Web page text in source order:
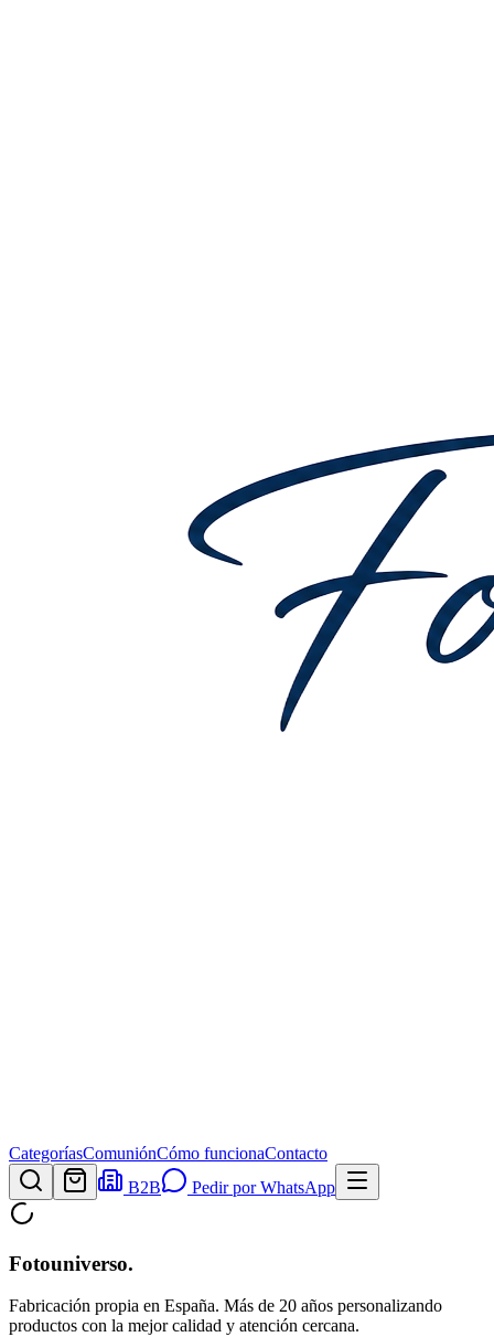
CategoríasComuniónCómo funcionaContacto
B2B
Pedir por WhatsApp
Fotouniverso.
Fabricación propia en España. Más de 20 años personalizando
productos con la mejor calidad y atención cercana.